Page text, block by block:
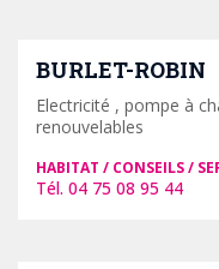
BURLET-ROBIN
Electricité , pompe à
renouvelables
HABITAT / CONSEILS /
04 75 08 95 44